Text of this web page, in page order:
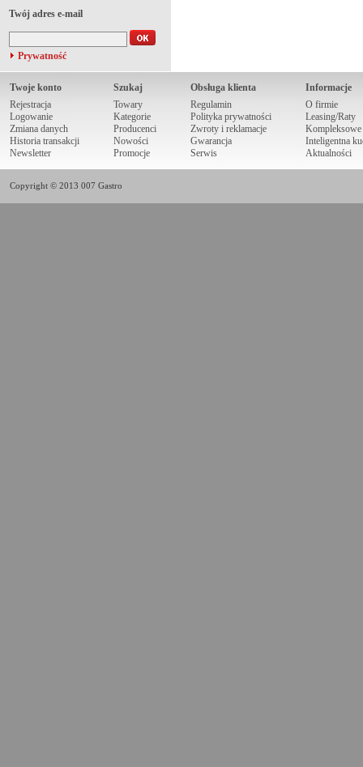
Twój adres e-mail
Prywatność
Twoje konto
Rejestracja
Logowanie
Zmiana danych
Historia transakcji
Newsletter
Szukaj
Towary
Kategorie
Producenci
Nowości
Promocje
Obsługa klienta
Regulamin
Polityka prywatności
Zwroty i reklamacje
Gwarancja
Serwis
Informacje
O firmie
Leasing/Raty
Kompleksowe
Inteligentna
Aktualności
Copyright © 2013 007 Gastro